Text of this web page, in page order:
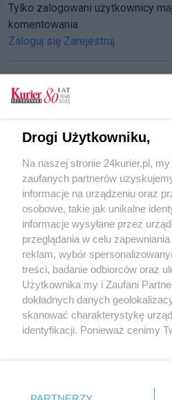
Tylko zalogowani użytkownicy
komentowania
Zaloguj się Zarejestruj
E-czytnik i taki myk
Stłuczka za stłuczką... [FILM]
Kolizja za kolizją...
POGODA
19℃
Zobacz prognozę na 3 dni
Copyright © 2022 Kurier
Drogi Użytkowniku,
Na naszej stronie 24kurier.pl,
zaufanych partnerów
informacje na urządzeniu oraz
osobowe, takie jak unikalne
informacje wysyłane przez
przeglądania w celu
reklam, wybór
treści, badanie odbiorców oraz
Użytkownika my i Zaufani
dokładnych danych
skanować charakterystykę
identyfikacji. Ponieważ cenimy
prywatności znajdujący się w